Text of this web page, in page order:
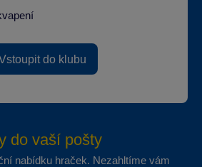
do klubu
do vaší pošty
nabídku hraček. Nezahltíme vám